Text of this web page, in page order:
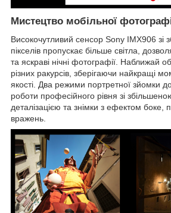
Мистецтво мобільної
Високочутливий сенсор Sony IMX906 зі
пікселів пропускає більше світла,
та яскраві нічні фотографії. Наближай
різних ракурсів, зберігаючи найкращі
якості. Два режими портретної зйомки
роботи професійного рівня зі
деталізацією та знімки з ефектом боке,
вражень.